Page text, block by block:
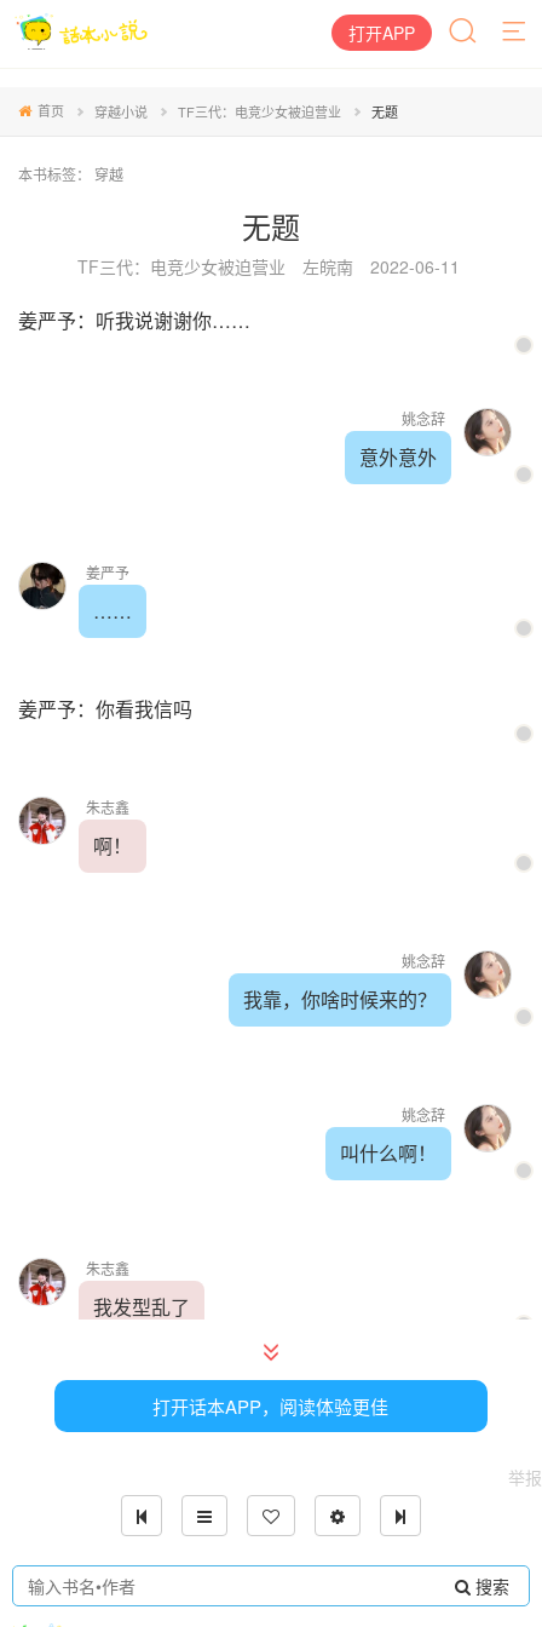
打开APP
首页 穿越小说 TF三代：电竞少女被迫营业 无题
本书标签： 穿越
无题
TF三代：电竞少女被迫营业 左皖南 2022-06-11
姜严予：听我说谢谢你……
姚念辞
意外意外
姜严予
……
姜严予：你看我信吗
朱志鑫
啊！
姚念辞
我靠，你啥时候来的？
姚念辞
叫什么啊！
朱志鑫
我发型乱了
说着朱志鑫就上手整理他的“鸡窝”头
姚念辞
……
打开话本APP，阅读体验更佳
举报
搜索